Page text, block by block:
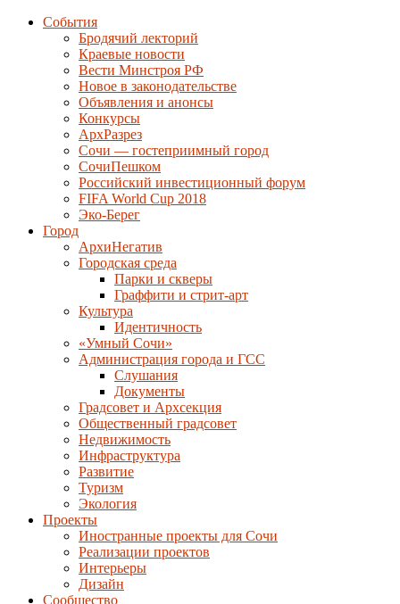
События
Бродячий лекторий
Краевые новости
Вести Минстроя РФ
Новое в законодательстве
Объявления и анонсы
Конкурсы
АрхРазрез
Сочи — гостеприимный город
СочиПешком
Российский инвестиционный форум
FIFA World Cup 2018
Эко-Берег
Город
АрхиНегатив
Городская среда
Парки и скверы
Граффити и стрит-арт
Культура
Идентичность
«Умный Сочи»
Администрация города и ГСС
Слушания
Документы
Градсовет и Архсекция
Общественный градсовет
Недвижимость
Инфраструктура
Развитие
Туризм
Экология
Проекты
Иностранные проекты для Сочи
Реализации проектов
Интерьеры
Дизайн
Сообщество